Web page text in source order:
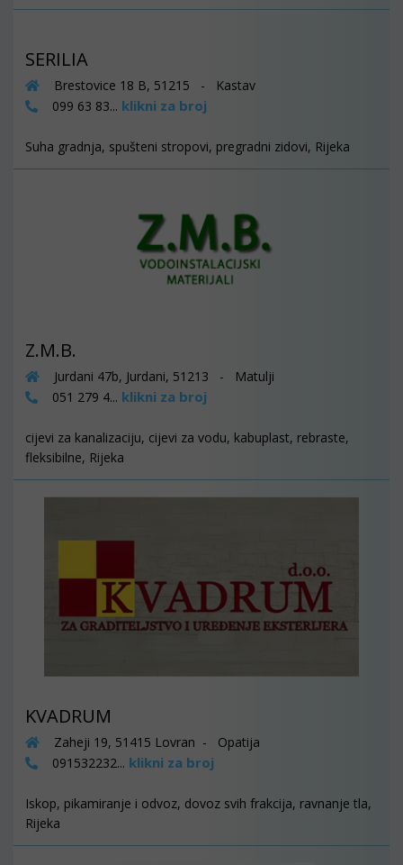
SERILIA
Brestovice 18 B, 51215 - Kastav
099 63 83... klikni za broj
Suha gradnja, spušteni stropovi, pregradni zidovi, Rijeka
Z.M.B.
Jurdani 47b, Jurdani, 51213 - Matulji
051 279 4... klikni za broj
cijevi za kanalizaciju, cijevi za vodu, kabuplast, rebraste,
fleksibilne, Rijeka
KVADRUM
Zaheji 19, 51415 Lovran - Opatija
091532232... klikni za broj
Iskop, pikamiranje i odvoz, dovoz svih frakcija, ravnanje tla,
Rijeka